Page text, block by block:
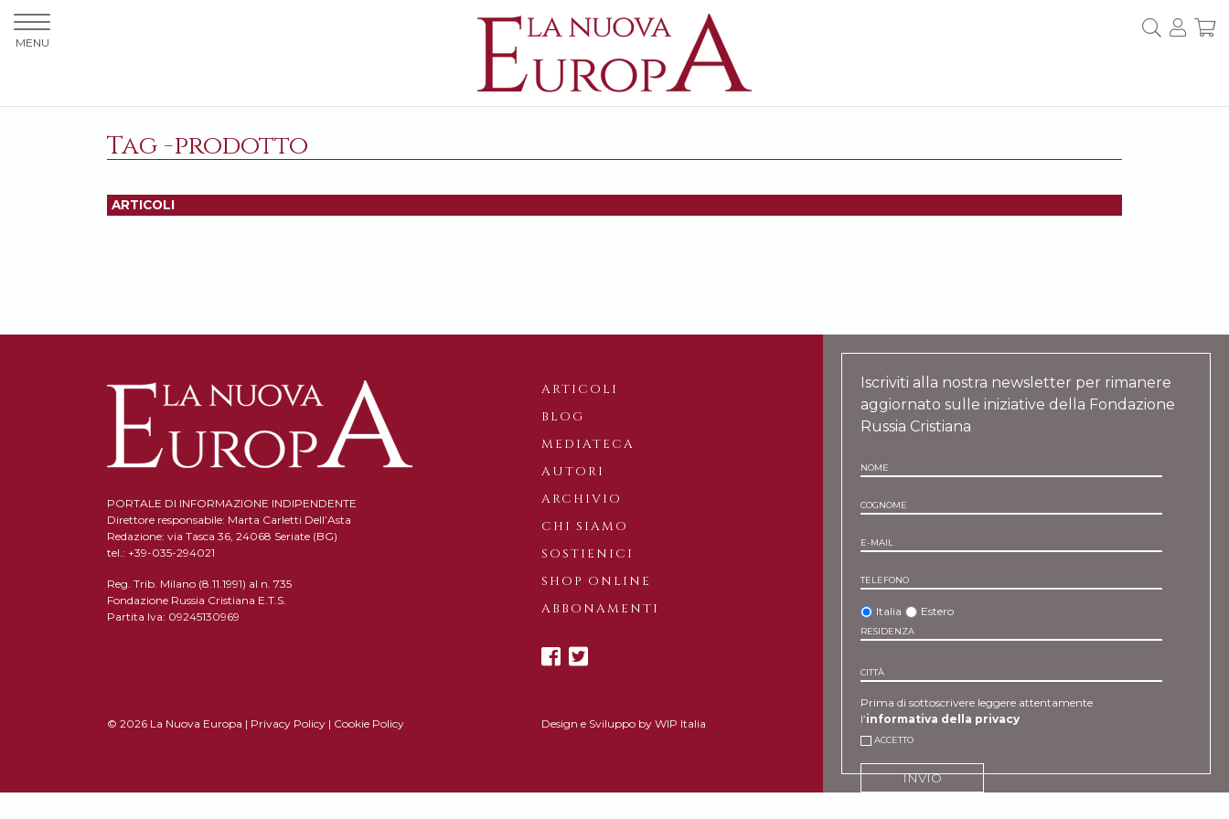
Tag -prodotto
ARTICOLI
PORTALE DI INFORMAZIONE INDIPENDENTE
Direttore responsabile: Marta Carletti Dell’Asta
Redazione: via Tasca 36, 24068 Seriate (BG)
tel.: +39-035-294021
Reg. Trib. Milano (8.11.1991) al n. 735
Fondazione Russia Cristiana E.T.S.
Partita Iva: 09245130969
ARTICOLI
BLOG
MEDIATECA
AUTORI
ARCHIVIO
CHI SIAMO
SOSTIENICI
SHOP ONLINE
ABBONAMENTI
© 2026 La Nuova Europa | Privacy Policy | Cookie Policy Design e Sviluppo by WIP Italia
Iscriviti alla nostra newsletter per rimanere
aggiornato sulle iniziative della Fondazione
Russia Cristiana
NOME
COGNOME
E-MAIL
TELEFONO
Italia Estero
RESIDENZA
CITTÀ
Prima di sottoscrivere leggere attentamente
l’informativa della privacy
ACCETTO
INVIO
MENU